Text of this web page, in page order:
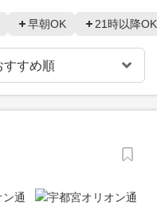
早朝OK 21時以降OK